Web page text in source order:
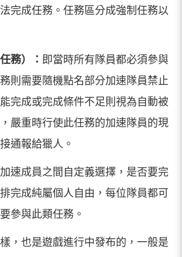
完成任務。任務區分成強制任務以
務）： 即當時所有隊員都必須參與
則需要隨機點名部分加速隊員禁止
完成或完成條件不足則視為自動被
嚴重時行使此任務的加速隊員的現
通報給獵人。
速成員之間自定義選擇，是否要完
完成純屬個人自由，每位隊員都可
參與此類任務。
，也是遊戲進行中發布的，一般是